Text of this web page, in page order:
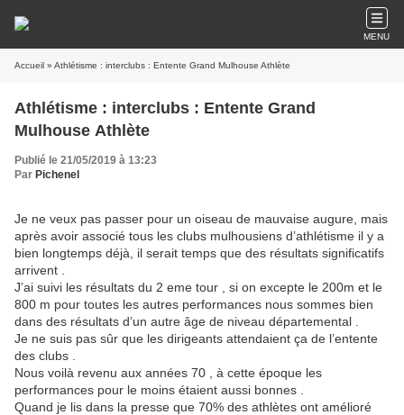
MENU
Accueil » Athlétisme : interclubs : Entente Grand Mulhouse Athlète
Athlétisme : interclubs : Entente Grand
Mulhouse Athlète
Publié le 21/05/2019 à 13:23
Par Pichenel
Je ne veux pas passer pour un oiseau de mauvaise augure, mais
après avoir associé tous les clubs mulhousiens d’athlétisme il y a
bien longtemps déjà, il serait temps que des résultats significatifs
arrivent .
J’ai suivi les résultats du 2 eme tour , si on excepte le 200m et le
800 m pour toutes les autres performances nous sommes bien
dans des résultats d’un autre âge de niveau départemental .
Je ne suis pas sûr que les dirigeants attendaient ça de l’entente
des clubs .
Nous voilà revenu aux années 70 , à cette époque les
performances pour le moins étaient aussi bonnes .
Quand je lis dans la presse que 70% des athlètes ont amélioré